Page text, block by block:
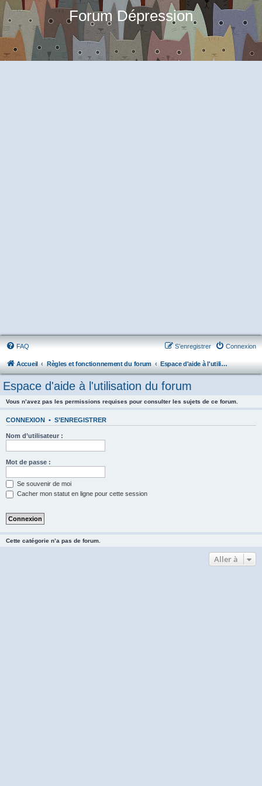
Forum Dépression
FAQ Connexion
S’enregistrer
Accueil Règles et fonctionnement du forum Espace d'aide à l'utilisation du forum
Espace d'aide à l'utilisation du forum
Vous n’avez pas les permissions requises pour consulter les sujets de ce forum.
CONNEXION • S’ENREGISTRER
Nom d’utilisateur :
Mot de passe :
Se souvenir de moi
Cacher mon statut en ligne pour cette session
Cette catégorie n’a pas de forum.
Aller à